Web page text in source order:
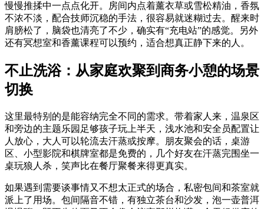
慢慢推揉中一点点化开。房间内点着薰衣草或雪松精油，香氛
不浓不淡，配合技师沉稳的手法，很容易就迷糊过去。醒来时
肩膀松了，脑袋也清亮了不少，确实有“充电站”的感觉。另外
还有冥想室和香薰课程可以预约，适合想真正静下来的人。
不止洗浴：从家庭欢聚到商务小憩的场景
切换
这里最特别的是能容纳完全不同的需求。带着家人来，温泉区
和旁边的主题乐园足够孩子玩上半天，浅水池和安全员配置让
人放心，大人可以轮流去汗蒸或按摩。朋友聚会的话，桌游
区、小型影院和棋牌室都是免费的，几个好友在汗蒸完围坐一
桌玩狼人杀，笑声比在餐厅聚餐来得更真实。
如果遇到需要谈事情又不想太正式的场合，私密包间和茶室就
派上了用场。包间隔音不错，有独立茶台和沙发，泡一壶普洱